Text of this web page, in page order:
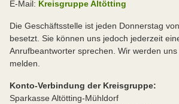
E-Mail: Kreisgruppe Altötting
Die Geschäftsstelle ist jeden Donnerstag
besetzt. Sie können uns jedoch jederzeit
Anrufbeantworter sprechen. Wir werden
melden.
Konto-Verbindung der Kreisgruppe:
Sparkasse Altötting-Mühldorf